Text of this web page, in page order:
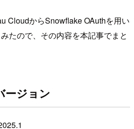
CloudからSnowflake OAuthを用い
たので、その内容を本記事でまと
ージョン